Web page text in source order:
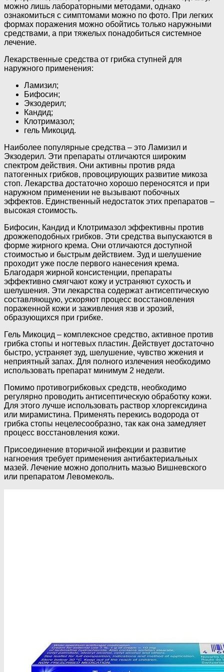
можно лишь лабораторными методами, однако
ознакомиться с симптомами можно по фото. При легких
формах поражения можно обойтись только наружными
средствами, а при тяжелых понадобиться системное
лечение.
Лекарственные средства от грибка ступней для
наружного применения:
Ламизил;
Бифосин;
Экзодерил;
Кандид;
Клотримазол;
гель Микоцид.
Наиболее популярные средства – это Ламизил и
Экзодерил. Эти препараты отличаются широким
спектром действия. Они активны против ряда
патогенных грибков, провоцирующих развитие микоза
стоп. Лекарства достаточно хорошо переносятся и при
наружном применении не вызывают побочных
эффектов. Единственный недостаток этих препаратов –
высокая стоимость.
Бифосин, Кандид и Клотримазол эффективны против
дрожжеподобных грибков. Эти средства выпускаются в
форме жирного крема. Они отличаются доступной
стоимостью и быстрым действием. Зуд и шелушение
проходит уже после первого нанесения крема.
Благодаря жирной консистенции, препараты
эффективно смягчают кожу и устраняют сухость и
шелушения. Эти лекарства содержат антисептическую
составляющую, ускоряют процесс восстановления
пораженной кожи и заживления язв и эрозий,
образующихся при грибке.
Гель Микоцид – комплексное средство, активное против
грибка стопы и ногтевых пластин. Действует достаточно
быстро, устраняет зуд, шелушение, чувство жжения и
неприятный запах. Для полного излечения необходимо
использовать препарат минимум 2 недели.
Помимо противогрибковых средств, необходимо
регулярно проводить антисептическую обработку кожи.
Для этого лучше использовать раствор хлоргексидина
или мирамистина. Применять перекись водорода от
грибка стопы нецелесообразно, так как она замедляет
процесс восстановления кожи.
Присоединение вторичной инфекции и развитие
нагноения требует применения антибактериальных
мазей. Лечение можно дополнить мазью Вишневского
или препаратом Левомеколь.